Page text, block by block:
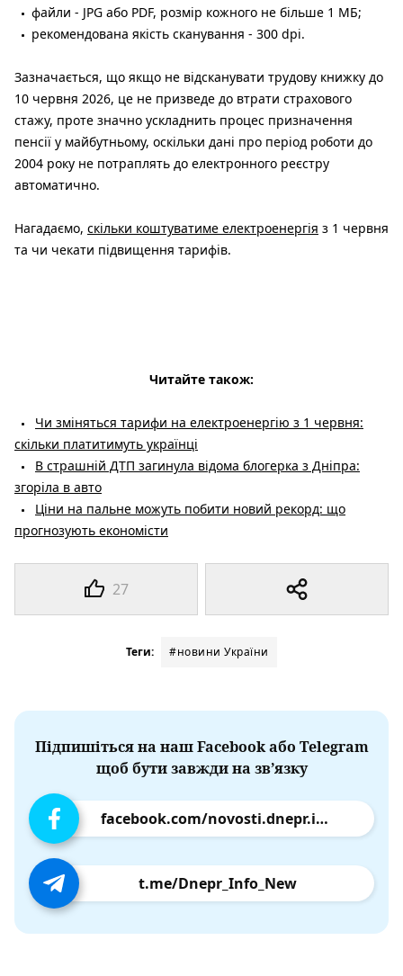
27
файли - JPG або PDF, розмір кожного не більше 1 МБ;
рекомендована якість сканування - 300 dpi.
Зазначається, що якщо не відсканувати трудову книжку до
10 червня 2026, це не призведе до втрати страхового
стажу, проте значно ускладнить процес призначення
пенсії у майбутньому, оскільки дані про період роботи до
2004 року не потраплять до електронного реєстру
автоматично.
Нагадаємо, скільки коштуватиме електроенергія з 1 червня
та чи чекати підвищення тарифів.
Читайте також:
Чи зміняться тарифи на електроенергію з 1 червня:
скільки платитимуть українці
В страшній ДТП загинула відома блогерка з Дніпра:
згоріла в авто
Ціни на пальне можуть побити новий рекорд: що
прогнозують економісти
Теги: #новини України
Підпишіться на наш Facebook або Telegram
щоб бути завжди на зв’язку
facebook.com/novosti.dnepr.info
t.me/Dnepr_Info_New